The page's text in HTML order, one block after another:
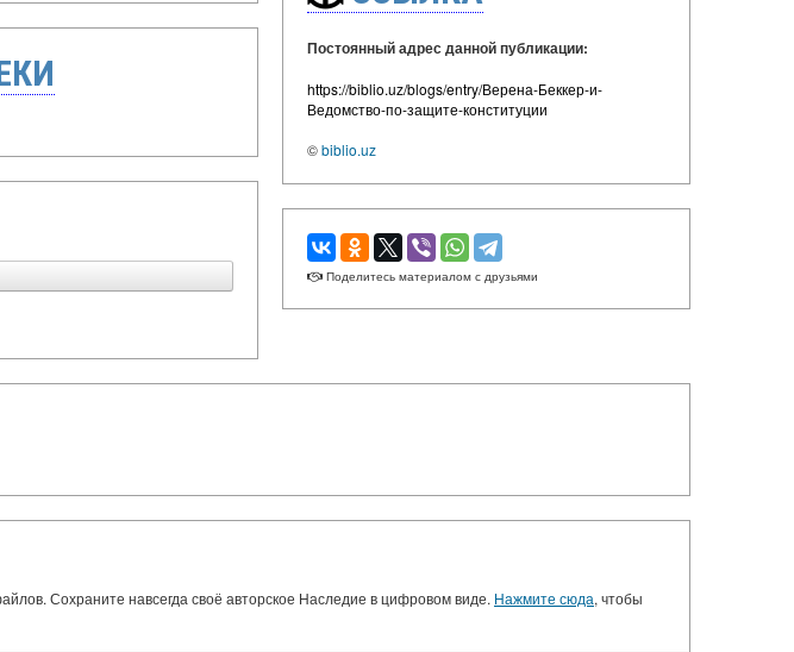
Постоянный адрес данной публикации:
https://biblio.uz/blogs/entry/Верена-Беккер-и-
Ведомство-по-защите-конституции
©biblio.uz
Поделитесь материалом с друзьями
Сохраните навсегда своё авторское Наследие в цифровом виде. Нажмите сюда, чтобы